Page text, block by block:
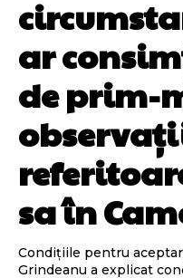
ar
de prim-
sa în
Condițiile pentru
Grindeanu a explicat